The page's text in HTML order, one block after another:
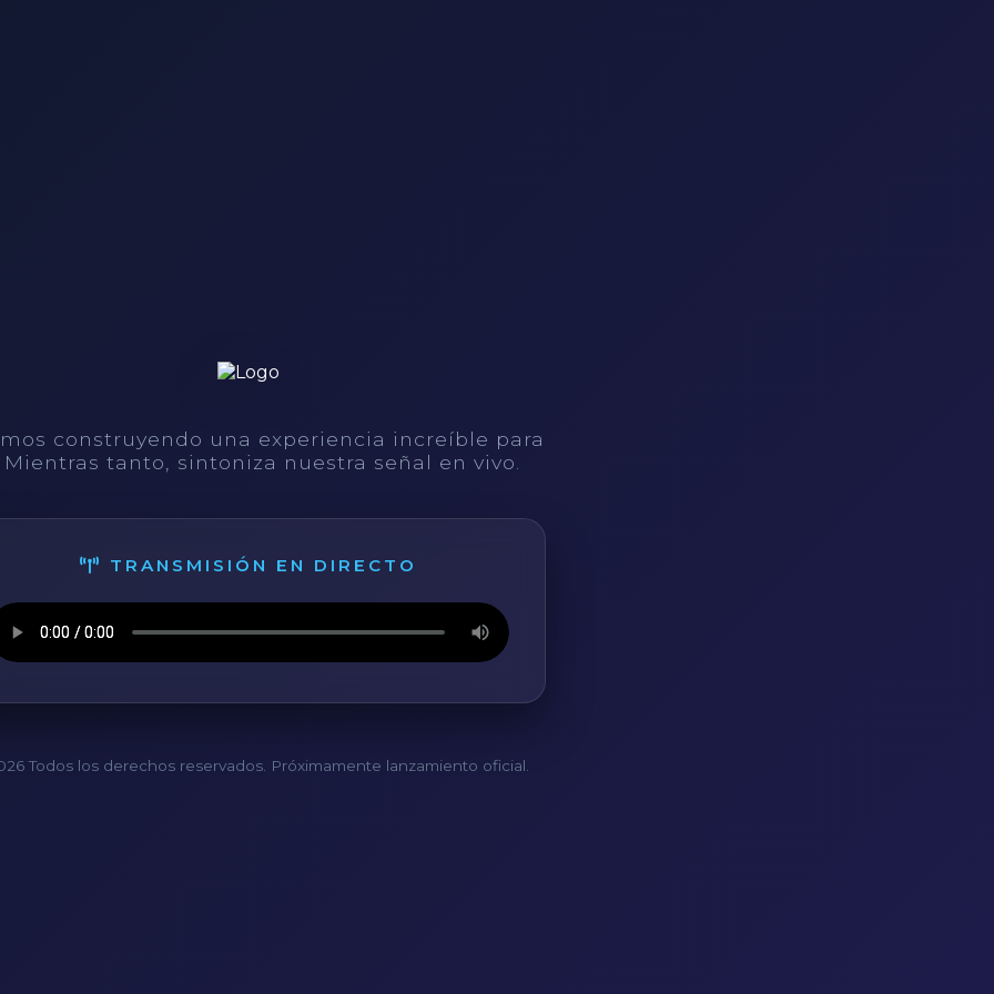
construyendo una experiencia increíble para
tanto, sintoniza nuestra señal en vivo.
TRANSMISIÓN EN DIRECTO
Todos los derechos reservados. Próximamente lanzamiento oficial.